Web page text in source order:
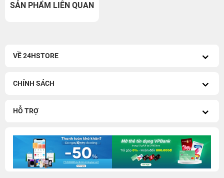
SẢN PHẨM LIÊN QUAN
VỀ 24HSTORE
CHÍNH SÁCH
HỖ TRỢ